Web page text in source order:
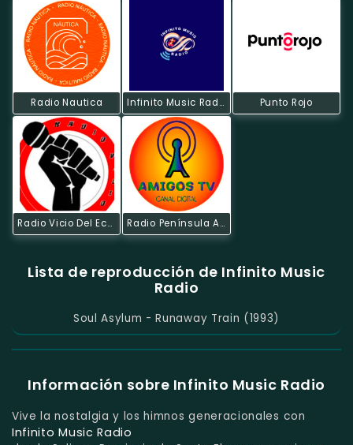
Radio Nautica Infinito Music Radio Punto Rojo
Radio Vicio Del Ecuador Radio Península Amigos TV
Lista de reproducción de Infinito Music
Radio
Soul Asylum - Runaway Train (1993)
Información sobre Infinito Music Radio
Vive la nostalgia y los himnos generacionales con
Infinito Music Radio